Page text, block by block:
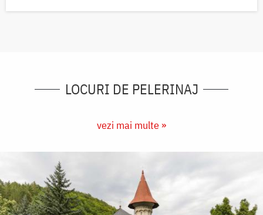
LOCURI DE PELERINAJ
vezi mai multe »